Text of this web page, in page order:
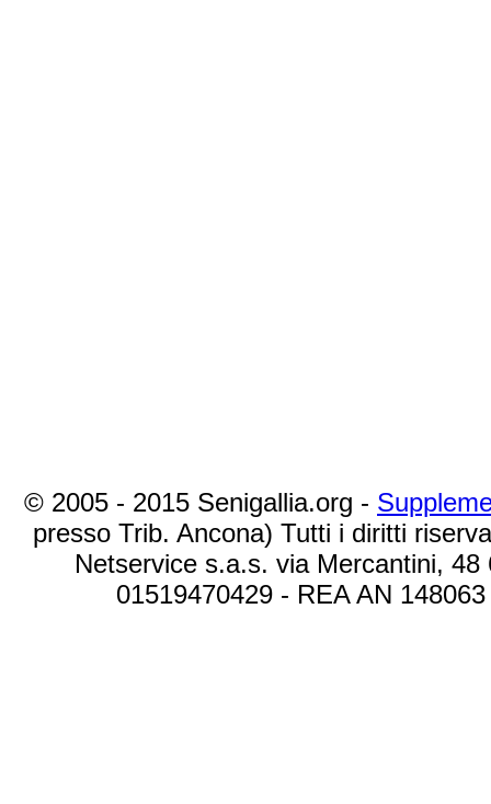
© 2005 - 2015 Senigallia.org -
presso Trib. Ancona) Tutti i diritti
Netservice s.a.s. via Mercantini,
01519470429 - REA AN